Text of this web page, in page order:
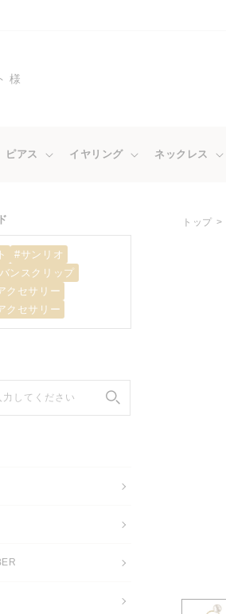
様
ピアス イヤリング ネックレス
#サンリオ
ンスクリップ
クセサリー
クセサリー
してください
トップ